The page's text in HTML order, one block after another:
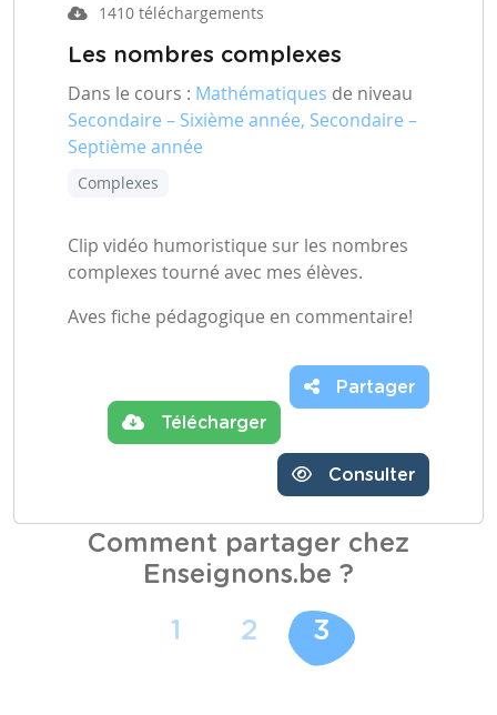
1410 téléchargements
Les nombres complexes
Dans le cours : Mathématiques de niveau
Secondaire – Sixième année, Secondaire –
Septième année
Complexes
Clip vidéo humoristique sur les nombres
complexes tourné avec mes élèves.
Aves fiche pédagogique en commentaire!
Télécharger
Partager
Consulter
Comment partager chez
Enseignons.be ?
1 2 3